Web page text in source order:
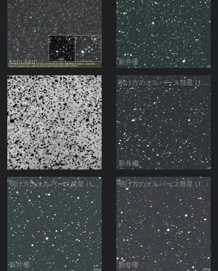
kem.kem 新井優
13P/Olbers
モンドシャルナ
明け方のオルバース彗星 (13P)：2025/03/01
新井優
明け方のオルバース彗星 (13P)：2025/02/25
新井優
明け方のオルバース彗星 (13P)：2025/02/06
新井優